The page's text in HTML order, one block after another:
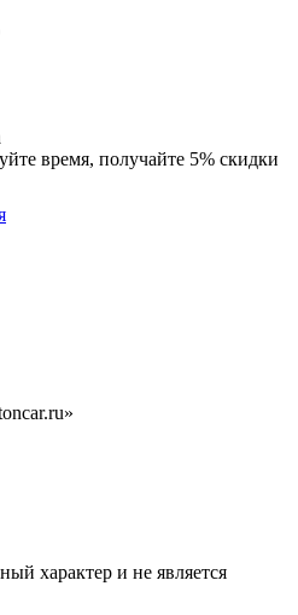
время, получайте 5% скидки
характер и не является